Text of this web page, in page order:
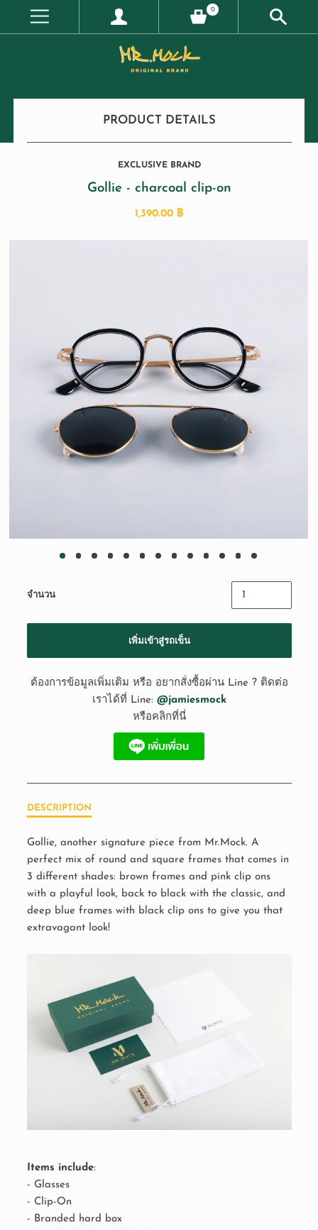
0
PRODUCT DETAILS
EXCLUSIVE BRAND
Gollie - charcoal clip-on
1,390.00 ฿
จำนวน
เพิ่มเข้าสู่รถเข็น
ต้องการข้อมูลเพิ่มเติม หรือ อยากสั่งซื้อผ่าน Line ? ติดต่อ
เราได้ที่ Line: @jamiesmock
หรือคลิกที่นี่
DESCRIPTION
Gollie, another signature piece from Mr.Mock. A
perfect mix of round and square frames that comes in
3 different shades: brown frames and pink clip ons
with a playful look, back to black with the classic, and
deep blue frames with black clip ons to give you that
extravagant look!
Items include:
- Glasses
- Clip-On
- Branded hard box